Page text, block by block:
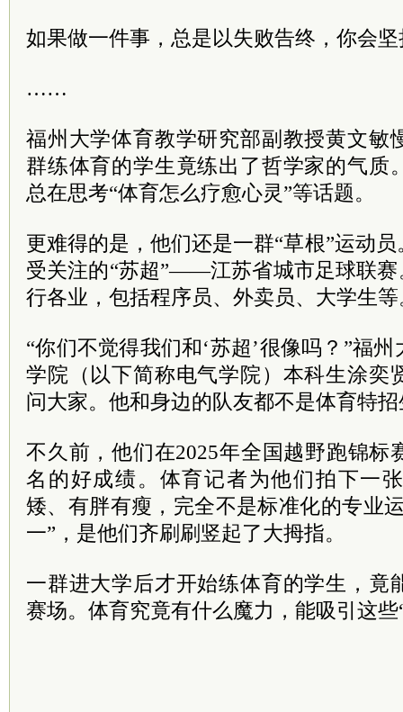
如果做一件事，总是以失败告终，你会
……
福州大学体育教学研究部副教授黄文敏
群练体育的学生竟练出了哲学家的气质
总在思考“体育怎么疗愈心灵”等话题。
更难得的是，他们还是一群“草根”运动
受关注的“苏超”——江苏省城市足球联赛
行各业，包括程序员、外卖员、大学生等
“你们不觉得我们和‘苏超’很像吗？”福
学院（以下简称电气学院）本科生涂奕
问大家。他和身边的队友都不是体育特
不久前，他们在2025年全国越野跑锦标
名的好成绩。体育记者为他们拍下一
矮、有胖有瘦，完全不是标准化的专业
一”，是他们齐刷刷竖起了大拇指。
一群进大学后才开始练体育的学生，竟
赛场。体育究竟有什么魔力，能吸引这